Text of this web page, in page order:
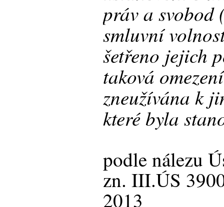
práv a svobod
smluvní
šetřeno jejich
taková
zneužívána k
které byla
podle nálezu
zn. III.ÚS
2013